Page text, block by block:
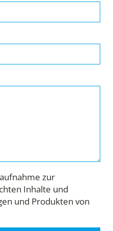
zur
Inhalte und
und Produkten von